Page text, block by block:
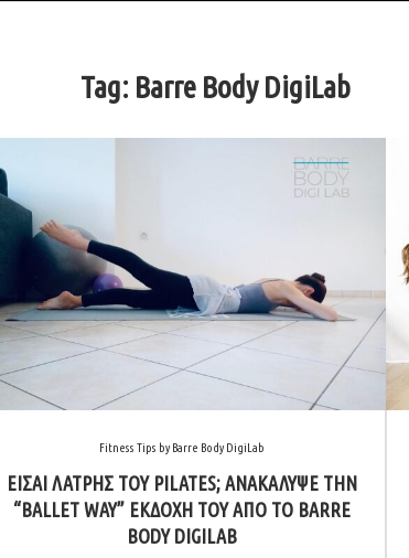
Tag: Barre Body DigiLab
Fitness Tips by Barre Body DigiLab
ΕΊΣΑΙ ΛΆΤΡΗΣ ΤΟΥ PILATES; ΑΝΑΚΆΛΥΨΕ ΤΗΝ
“BALLET WAY” ΕΚΔΟΧΉ ΤΟΥ ΑΠΌ ΤΟ BARRE
BODY DIGILAB